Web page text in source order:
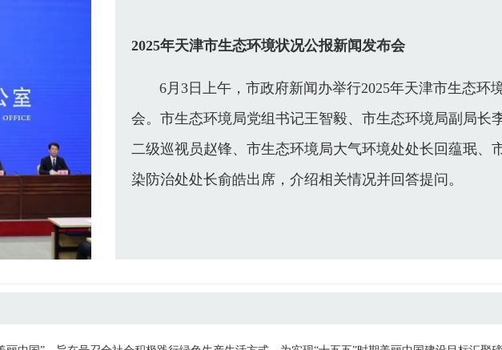
2025年天津市生态环境状况公报新闻发布会
6月3日上午，市政府新闻办举行2025年天津市生态环
会。市生态环境局党组书记王智毅、市生态环境局副局长
二级巡视员赵锋、市生态环境局大气环境处处长回蕴珉、
染防治处处长俞皓出席，介绍相关情况并回答提问。